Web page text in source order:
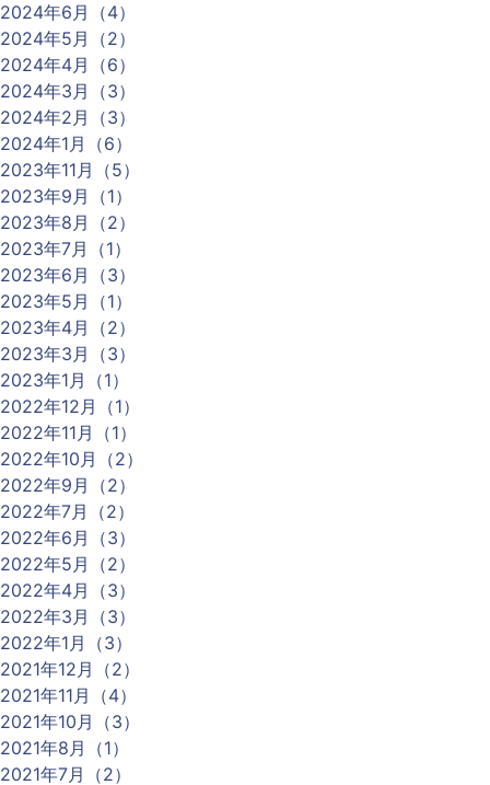
2024年6月（4）
2024年5月（2）
2024年4月（6）
2024年3月（3）
2024年2月（3）
2024年1月（6）
2023年11月（5）
2023年9月（1）
2023年8月（2）
2023年7月（1）
2023年6月（3）
2023年5月（1）
2023年4月（2）
2023年3月（3）
2023年1月（1）
2022年12月（1）
2022年11月（1）
2022年10月（2）
2022年9月（2）
2022年7月（2）
2022年6月（3）
2022年5月（2）
2022年4月（3）
2022年3月（3）
2022年1月（3）
2021年12月（2）
2021年11月（4）
2021年10月（3）
2021年8月（1）
2021年7月（2）